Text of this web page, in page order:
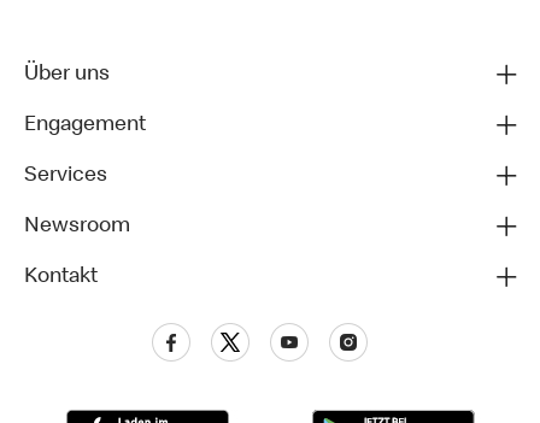
Über uns
Engagement
Services
Newsroom
Kontakt